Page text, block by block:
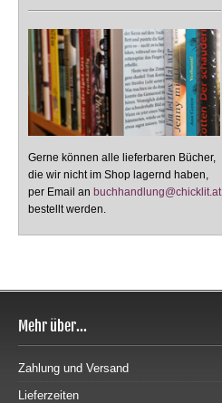
Gerne können alle lieferbaren Bücher,
die wir nicht im Shop lagernd haben,
per Email an buchhandlung@chicklit.at
bestellt werden.
Mehr über...
Zahlung und Versand
Lieferzeiten